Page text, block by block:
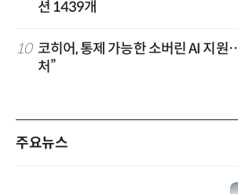
션 1439개
10 코히어, 통제 가능한 소버린 AI 지원
처”
주요뉴스